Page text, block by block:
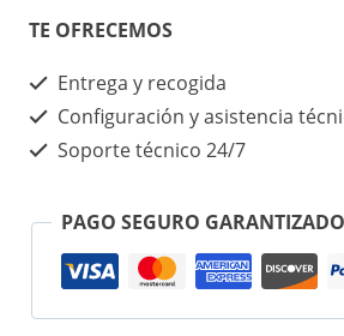
TE OFRECEMOS
Entrega y recogida
Configuración y asistencia
Soporte técnico 24/7
PAGO SEGURO GARANTIZADO